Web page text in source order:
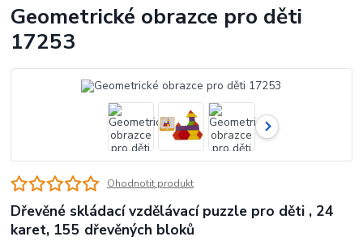
Geometrické obrazce pro děti
17253
Ohodnotit produkt
Dřevěné skládací vzdělávací puzzle pro děti , 24
karet, 155 dřevěných bloků